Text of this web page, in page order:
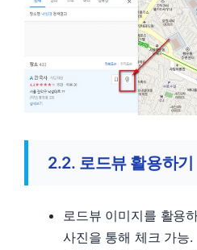
2.2. 로드뷰 활용하기
로드뷰 이미지를 활용
사진을 통해 체크 가능.